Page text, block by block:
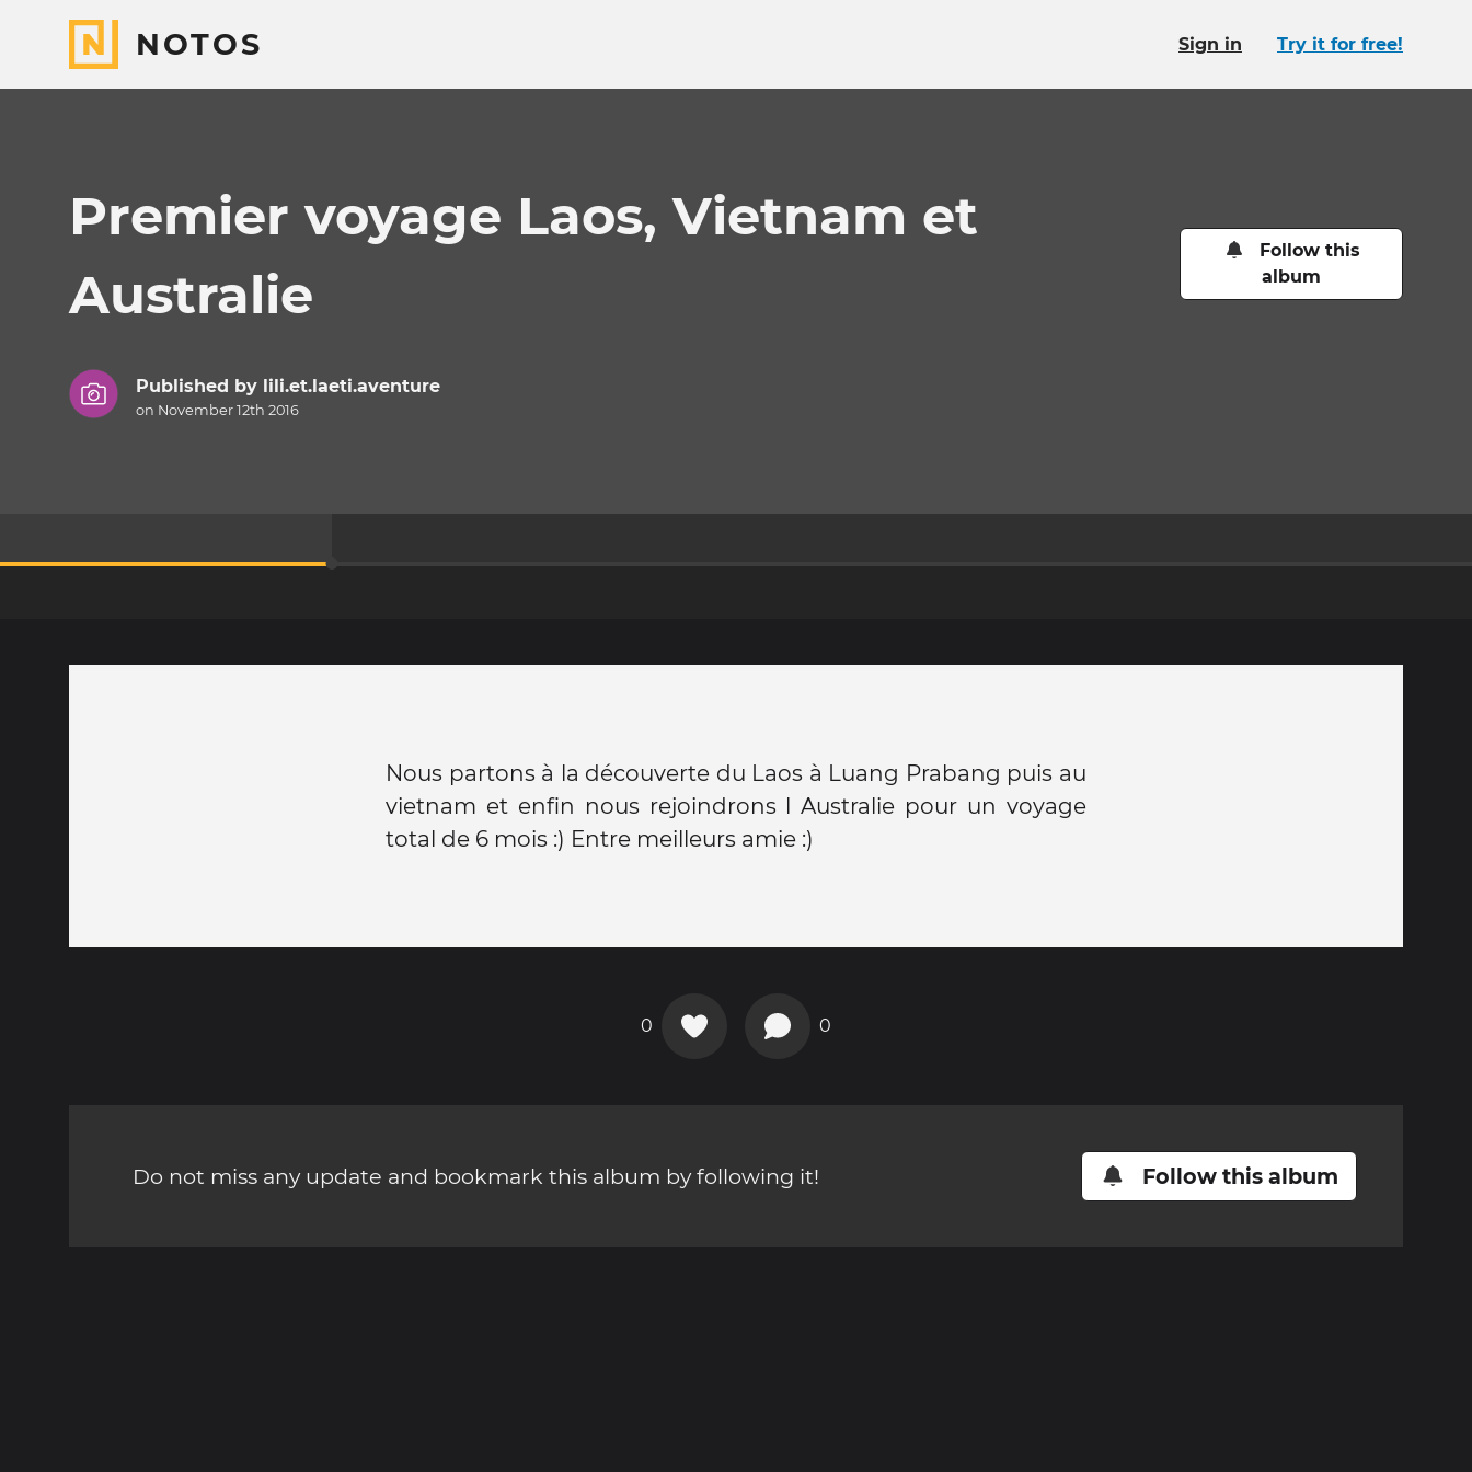
NOTOS Sign in Try it for free!
Premier voyage Laos, Vietnam et
Australie
Follow this
album
Published by lili.et.laeti.aventure
on November 12th 2016
Nous partons à la découverte du Laos à Luang Prabang puis au
vietnam et enfin nous rejoindrons l Australie pour un voyage
total de 6 mois :) Entre meilleurs amie :)
0 0
Do not miss any update and bookmark this album by following it! Follow this album